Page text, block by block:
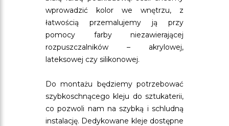
wprowadzić kolor we wnętrzu, z
łatwością przemalujemy ją przy
pomocy farby niezawierającej
rozpuszczalników – akrylowej,
lateksowej czy silikonowej.
Do montażu będziemy potrzebować
szybkoschnącego kleju do sztukaterii,
co pozwoli nam na szybką i schludną
instalację. Dedykowane kleje dostępne